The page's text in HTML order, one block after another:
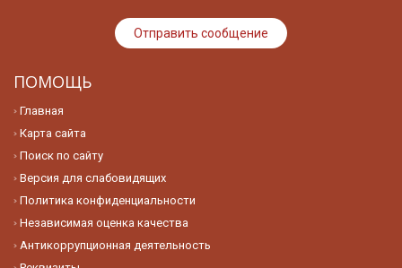
ПОМОЩЬ
Главная
Карта сайта
Поиск по сайту
Версия для слабовидящих
Политика конфиденциальности
Независимая оценка качества
Антикоррупционная деятельность